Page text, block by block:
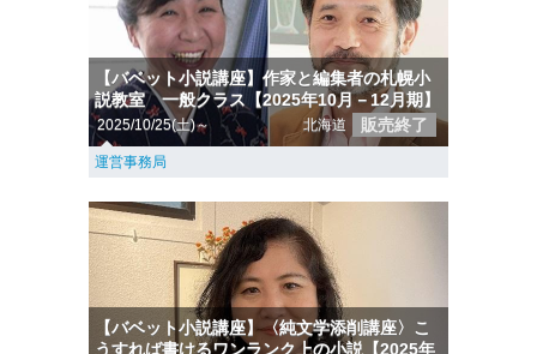
【バベット小説講座】作家と編集者の札幌小
説教室 一般クラス【2025年10月－12月期】
2025/10/25(土)～ 北海道 販売終了
運営事務局
【バベット小説講座】〈純文学添削講座〉こ
うすれば書けるワンランク上の小説【2025年